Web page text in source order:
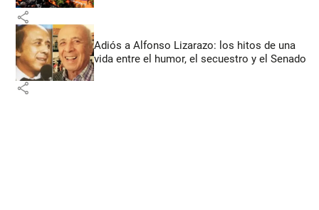
share
Adiós a Alfonso Lizarazo: los hitos de una
vida entre el humor, el secuestro y el Senado
share